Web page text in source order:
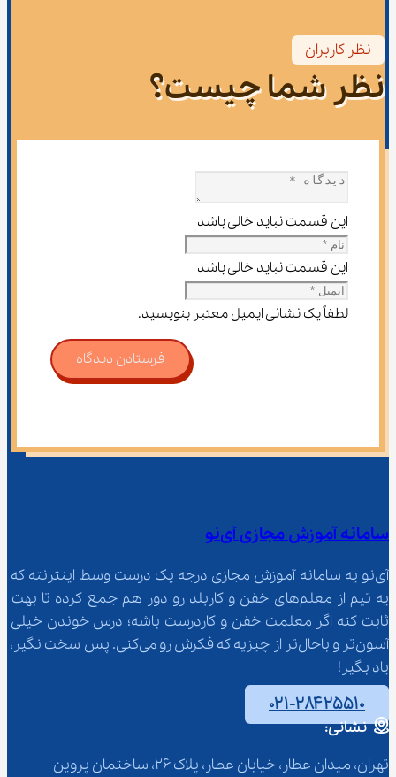
نظر کاربران
نظر شما چیست؟
این قسمت نباید خالی باشد
این قسمت نباید خالی باشد
لطفاً یک نشانی ایمیل معتبر بنویسید.
فرستادن دیدگاه
سامانه آموزش مجازی آی‌نو
آی‌نو یه سامانه آموزش مجازی درجه یک درست وسط اینترنته که
یه تیم از معلم‌‌های خفن و کاربلد رو دور هم جمع کرده تا بهت
ثابت کنه اگر معلمت خفن و کاردرست باشه؛ درس خوندن خیلی
آسون‌تر و باحال‌تر از چیزیه که فکرش رو می‌کنی. پس سخت نگیر،
یاد بگیر!
۰۲۱-۲۸۴۲۵۵۱۰
نشانی:
تهران، میدان عطار، خیابان عطار، پلاک 26، ساختمان پروین